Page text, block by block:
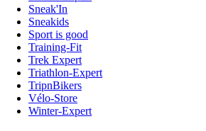
Sneak'In
Sneakids
Sport is good
Training-Fit
Trek Expert
Triathlon-Expert
TripnBikers
Vélo-Store
Winter-Expert